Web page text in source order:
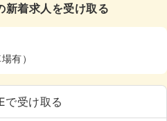
新着求人を受け取る
有）
で受け取る